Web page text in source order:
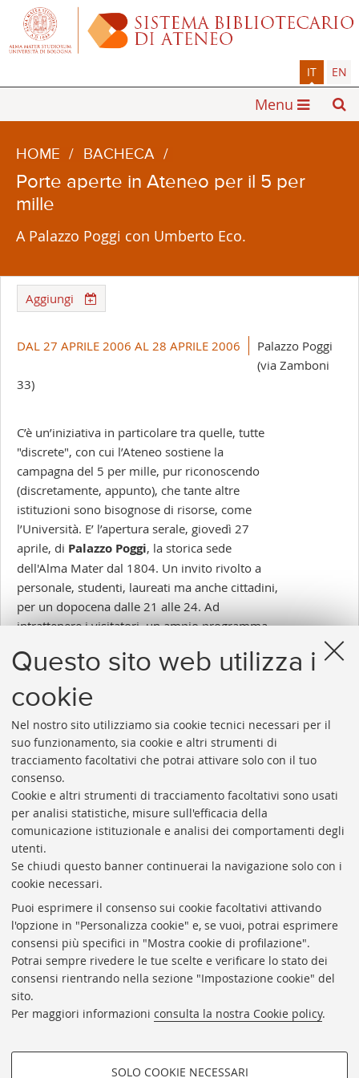
Questo sito web utilizza i
cookie
Nel nostro sito utilizziamo sia cookie tecnici necessari per il
suo funzionamento, sia cookie e altri strumenti di
tracciamento facoltativi che potrai attivare solo con il tuo
consenso.
Cookie e altri strumenti di tracciamento facoltativi sono usati
per analisi statistiche, misure sull'efficacia della
comunicazione istituzionale e analisi dei comportamenti degli
utenti.
Se chiudi questo banner continuerai la navigazione solo con i
cookie necessari.
Puoi esprimere il consenso sui cookie facoltativi attivando
l'opzione in "Personalizza cookie" e, se vuoi, potrai esprimere
consensi più specifici in "Mostra cookie di profilazione".
Potrai sempre rivedere le tue scelte e verificare lo stato dei
consensi rientrando nella sezione "Impostazione cookie" del
sito.
Per maggiori informazioni consulta la nostra Cookie policy.
SOLO COOKIE NECESSARI
IT EN
Menu
HOME / BACHECA /
Porte aperte in Ateneo per il 5 per
mille
A Palazzo Poggi con Umberto Eco.
Aggiungi
DAL 27 APRILE 2006 AL 28 APRILE 2006
Palazzo Poggi
(via Zamboni
33)
C’è un’iniziativa in particolare tra quelle, tutte
"discrete", con cui l’Ateneo sostiene la
campagna del 5 per mille, pur riconoscendo
(discretamente, appunto), che tante altre
istituzioni sono bisognose di risorse, come
l’Università. E’ l’apertura serale, giovedì 27
aprile, di Palazzo Poggi, la storica sede
dell'Alma Mater dal 1804. Un invito rivolto a
personale, studenti, laureati ma anche cittadini,
per un dopocena dalle 21 alle 24. Ad
intrattenere i visitatori, un ampio programma
intrattenimenti musicali e persino una lezione
del professor
Rubrica di Ateneo
Rss
Statistiche
Biblioteche di Ateneo
Sale studio
Carta dei servizi
Proxy
Help Desk